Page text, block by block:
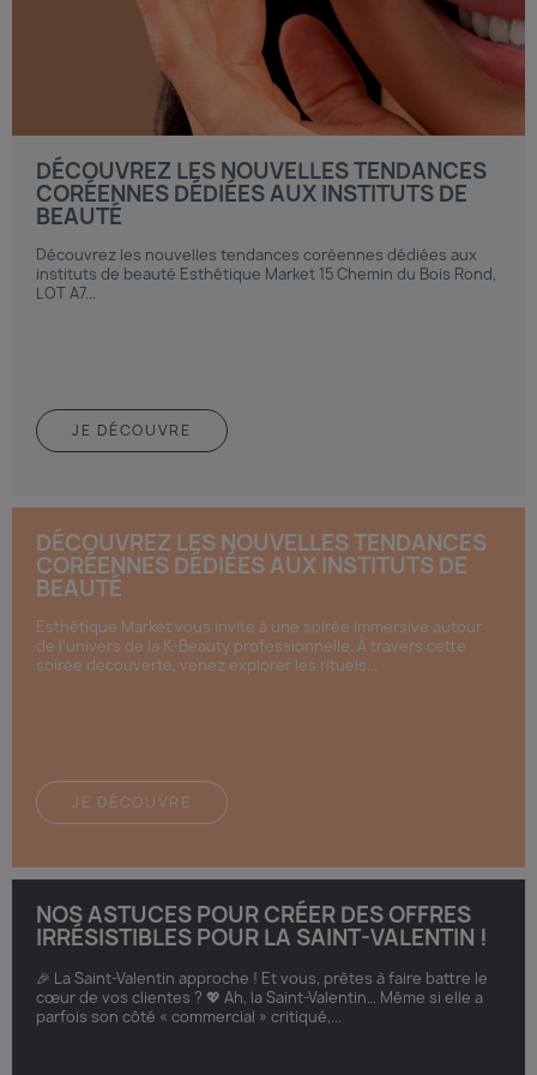
DÉCOUVREZ LES NOUVELLES TENDANCES
CORÉENNES DÉDIÉES AUX INSTITUTS DE
BEAUTÉ
Découvrez les nouvelles tendances coréennes dédiées aux
instituts de beauté Esthétique Market 15 Chemin du Bois Rond,
LOT A7...
JE DÉCOUVRE
DÉCOUVREZ LES NOUVELLES TENDANCES
CORÉENNES DÉDIÉES AUX INSTITUTS DE
BEAUTÉ
Esthétique Market vous invite à une soirée immersive autour
de l’univers de la K-Beauty professionnelle. À travers cette
soirée découverte, venez explorer les rituels...
JE DÉCOUVRE
NOS ASTUCES POUR CRÉER DES OFFRES
IRRÉSISTIBLES POUR LA SAINT-VALENTIN !
🎉 La Saint-Valentin approche ! Et vous, prêtes à faire battre le
cœur de vos clientes ? 💖 Ah, la Saint-Valentin… Même si elle a
parfois son côté « commercial » critiqué,...